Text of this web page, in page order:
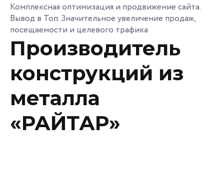
Комплексная оптимизация и продвижение сайта.
Вывод в Топ. Значительное увеличение продаж,
посещаемости и целевого трафика
Производитель
конструкций из
металла
«РАЙТАР»